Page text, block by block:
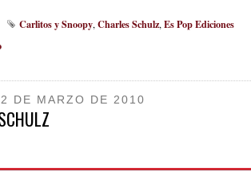
Carlitos y Snoopy, Charles Schulz, Es Pop Ediciones
DE MARZO DE 2010